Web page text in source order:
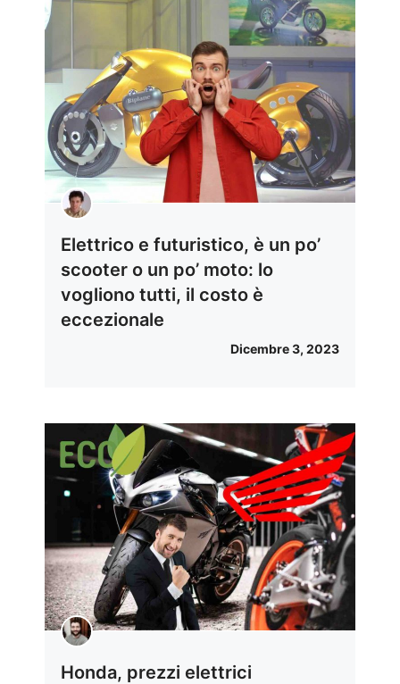
Elettrico e futuristico, è un po’
scooter o un po’ moto: lo
vogliono tutti, il costo è
eccezionale
Dicembre 3, 2023
Honda, prezzi elettrici